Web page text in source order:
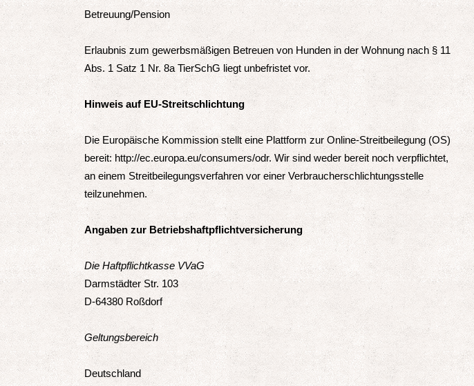
Betreuung/Pension
Erlaubnis zum gewerbsmäßigen Betreuen von Hunden in der Wohnung nach § 11
Abs. 1 Satz 1 Nr. 8a TierSchG liegt unbefristet vor.
Hinweis auf EU-Streitschlichtung
Die Europäische Kommission stellt eine Plattform zur Online-Streitbeilegung (OS)
bereit: http://ec.europa.eu/consumers/odr. Wir sind weder bereit noch verpflichtet,
an einem Streitbeilegungsverfahren vor einer Verbraucherschlichtungsstelle
teilzunehmen.
Angaben zur Betriebshaftpflichtversicherung
Die Haftpflichtkasse VVaG
Darmstädter Str. 103
D-64380 Roßdorf
Geltungsbereich
Deutschland